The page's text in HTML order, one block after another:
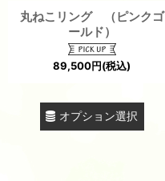
丸ねこリング （ピンクゴ
ールド）
89,500円(税込)
オプション選択